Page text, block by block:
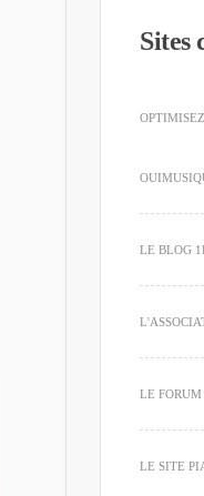
Sites
LE BLOG
LE
LE SITE